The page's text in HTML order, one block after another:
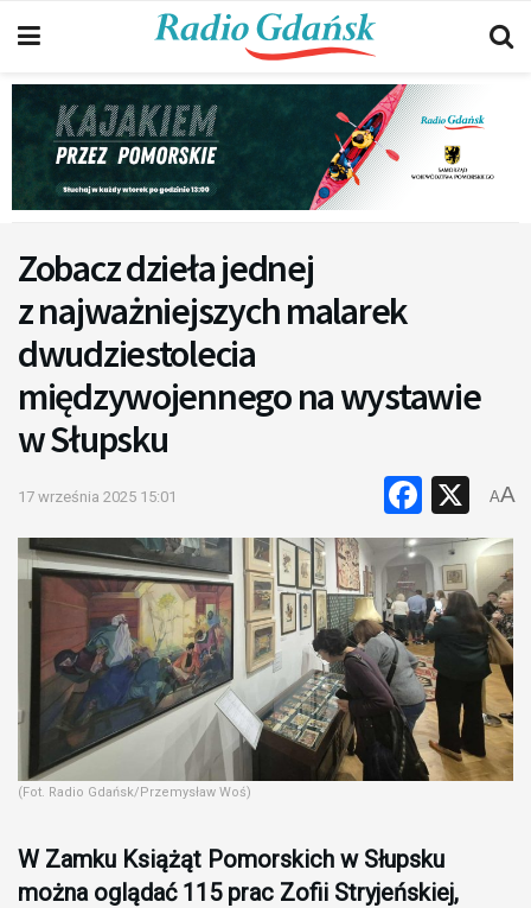
Zobacz dzieła jednej
z najważniejszych malarek
dwudziestolecia
międzywojennego na wystawie
w Słupsku
17 września 2025 15:01 X
AA
(Fot. Radio Gdańsk/Przemysław Woś)
W Zamku Książąt Pomorskich w Słupsku
można oglądać 115 prac Zofii Stryjeńskiej,